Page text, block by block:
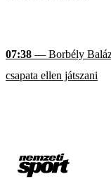
07:38 — Borbély
csapata ellen játszani